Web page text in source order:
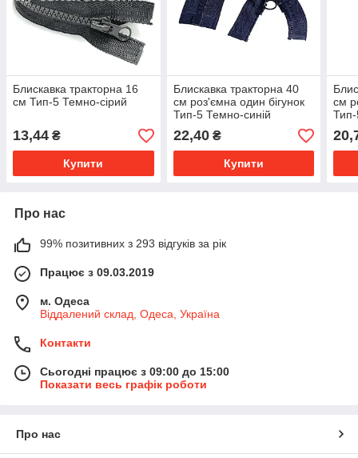
Блискавка тракторна 16
см Тип-5 Темно-сірий
13,44 ₴
Купити
Блискавка тракторна 40
см роз'ємна один бігунок
Тип-5 Темно-синій
22,40₴
Купити
см
Про нас
99% позитивних з 293 відгуків за рік
Працює з 09.03.2019
м. Одеса
Віддалений склад, Одеса, Україна
Контакти
Сьогодні працює з 09:00 до 15:00
Показати весь графік роботи
Про нас